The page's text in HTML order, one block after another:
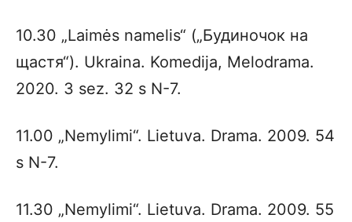
10.30 „Laimės namelis“ („Будиночок на
щастя“). Ukraina. Komedija, Melodrama.
2020. 3 sez. 32 s N-7.
11.00 „Nemylimi“. Lietuva. Drama. 2009. 54
s N-7.
11.30 „Nemylimi“. Lietuva. Drama. 2009. 55